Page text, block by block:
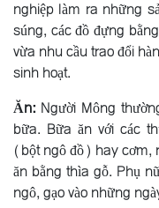
nghiệp làm ra những
súng, các đồ đựng
vừa nhu cầu trao đổi
sinh hoạt.
Ăn: Người Mông
bữa. Bữa ăn với các
(bột ngô đồ) hay cơm,
ăn bằng thìa gỗ. Phụ
ngô, gạo vào những